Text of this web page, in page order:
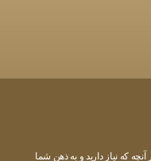
که نیاز دارید و به ذهن شما